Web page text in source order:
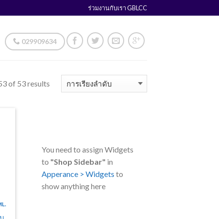
ร่วมงานกับเรา GBLCC
029909634
of 53 results
You need to assign Widgets
to "Shop Sidebar" in
Apperance > Widgets to
show anything here